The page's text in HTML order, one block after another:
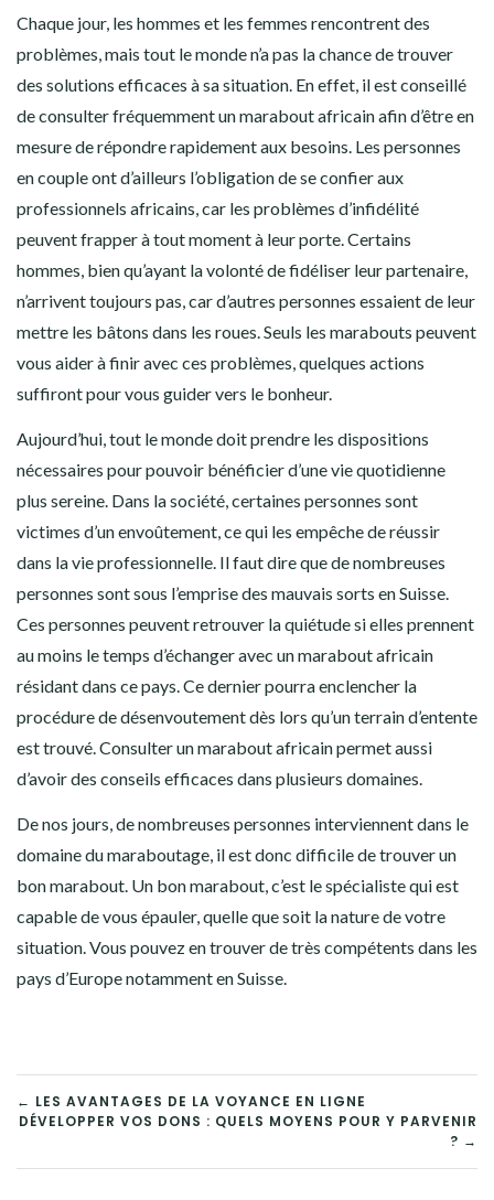
Chaque jour, les hommes et les femmes rencontrent des
problèmes, mais tout le monde n’a pas la chance de trouver
des solutions efficaces à sa situation. En effet, il est conseillé
de consulter fréquemment un marabout africain afin d’être en
mesure de répondre rapidement aux besoins. Les personnes
en couple ont d’ailleurs l’obligation de se confier aux
professionnels africains, car les problèmes d’infidélité
peuvent frapper à tout moment à leur porte. Certains
hommes, bien qu’ayant la volonté de fidéliser leur partenaire,
n’arrivent toujours pas, car d’autres personnes essaient de leur
mettre les bâtons dans les roues. Seuls les marabouts peuvent
vous aider à finir avec ces problèmes, quelques actions
suffiront pour vous guider vers le bonheur.
Aujourd’hui, tout le monde doit prendre les dispositions
nécessaires pour pouvoir bénéficier d’une vie quotidienne
plus sereine. Dans la société, certaines personnes sont
victimes d’un envoûtement, ce qui les empêche de réussir
dans la vie professionnelle. Il faut dire que de nombreuses
personnes sont sous l’emprise des mauvais sorts en Suisse.
Ces personnes peuvent retrouver la quiétude si elles prennent
au moins le temps d’échanger avec un marabout africain
résidant dans ce pays. Ce dernier pourra enclencher la
procédure de désenvoutement dès lors qu’un terrain d’entente
est trouvé. Consulter un marabout africain permet aussi
d’avoir des conseils efficaces dans plusieurs domaines.
De nos jours, de nombreuses personnes interviennent dans le
domaine du maraboutage, il est donc difficile de trouver un
bon marabout. Un bon marabout, c’est le spécialiste qui est
capable de vous épauler, quelle que soit la nature de votre
situation. Vous pouvez en trouver de très compétents dans les
pays d’Europe notamment en Suisse.
NAVIGATION
DE
← LES AVANTAGES DE LA VOYANCE EN LIGNE
DÉVELOPPER VOS DONS : QUELS MOYENS POUR Y PARVENIR
? →